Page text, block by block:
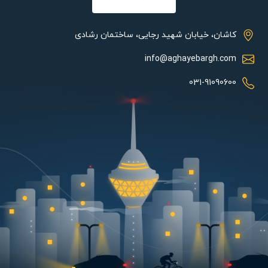
همزمان با آن ارتباط داشته باشد.
نگهبانی و بالعکس را نیز دارا می باشد که این قابلیت موجب صرفه
جویی در هزینه و زمان کاربران خواهد شد.
یک مانیتور می باشد. بدین صورت که اگر منزل مسکونی کاربر بصورت
دو درب جداگانه باشد، با خرید یک آیفون تصویری سیماران همزمان
می توانید تمام زنگ هایی که از هر دو درب ساختمان شما زده می شود
را روی مانیتور آیفون دریافت و پاسخگو باشید که این ویژگی برای
کاربران بسیار اقتصادی تر می باشد.
در ساختمان هایی که علاوه بر درب اصلی درب پارکینگ نیز دارند تنها با
فشردن یک دکمه بدون نیاز به ریموت از داخل ساختمان درب پارکینگ
را نیز با آیفون باز کنند.
ویژگی های پنل مدل فوژان :
کاشان، خیابان شهید رجایی، ساختمان رشادی
info@aghayebargh.com
031-91090600